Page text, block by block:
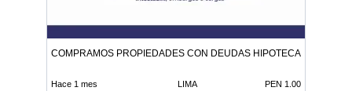
COMPRAMOS PROPIEDADES CON DEUDAS HIPOTECAS O
Hace 1 mes LIMA PEN 1.00